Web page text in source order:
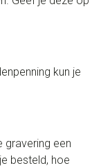
kun je
gravering een
besteld, hoe